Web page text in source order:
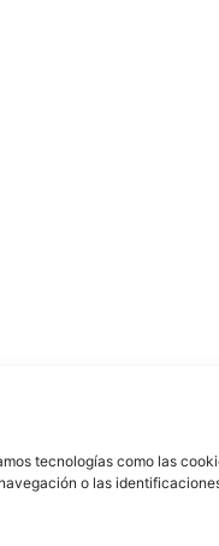
tecnologías como las
o las